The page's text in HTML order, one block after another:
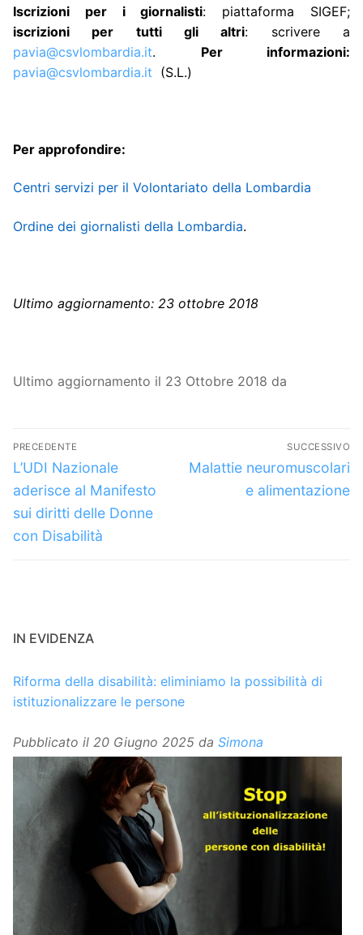
Iscrizioni per i giornalisti: piattaforma SIGEF;
iscrizioni per tutti gli altri: scrivere a
pavia@csvlombardia.it. Per informazioni:
pavia@csvlombardia.it (S.L.)
Per approfondire:
Centri servizi per il Volontariato della Lombardia
Ordine dei giornalisti della Lombardia.
Ultimo aggiornamento: 23 ottobre 2018
Ultimo aggiornamento il 23 Ottobre 2018 da
Navigazione
articoli
PRECEDENTE
Articolo
precedente:
L’UDI Nazionale
aderisce al Manifesto
sui diritti delle Donne
con Disabilità
SUCCESSIVO
Articolo
successivo:
Malattie neuromuscolari
e alimentazione
IN EVIDENZA
Riforma della disabilità: eliminiamo la possibilità di
istituzionalizzare le persone
Pubblicato il 20 Giugno 2025 da Simona